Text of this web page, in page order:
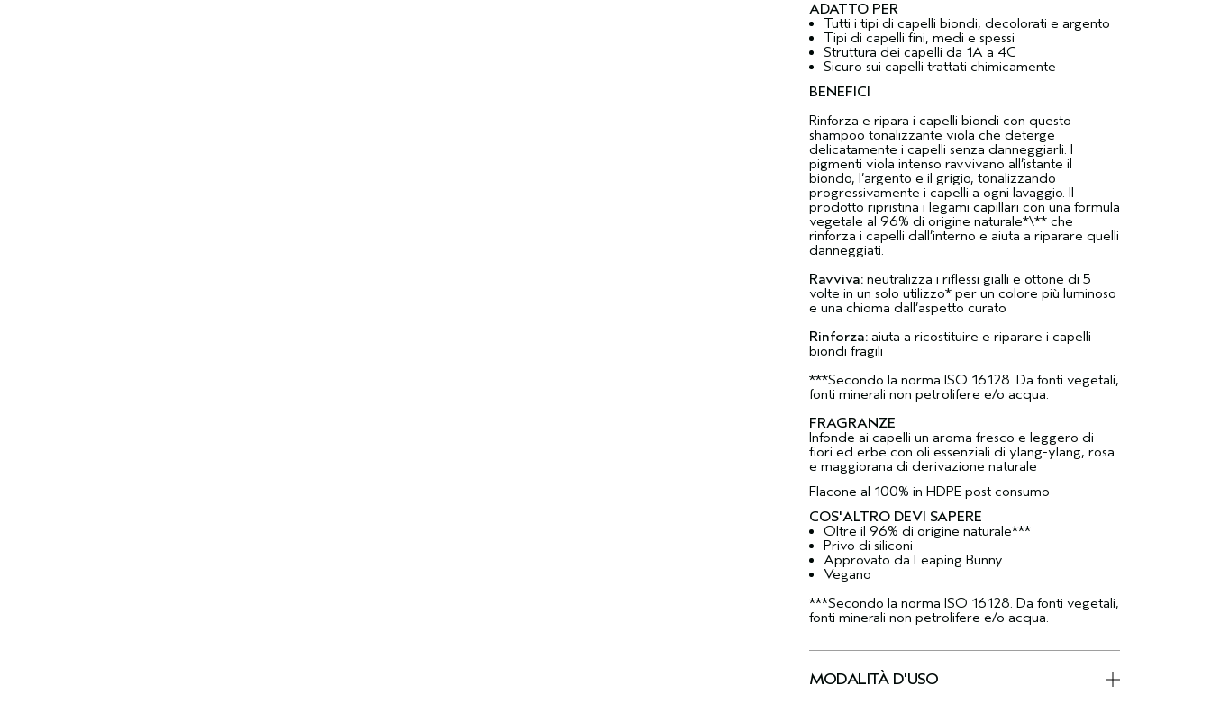
ADATTO PER
Tutti i tipi di capelli biondi, decolorati e argento
Tipi di capelli fini, medi e spessi
Struttura dei capelli da 1A a 4C
Sicuro sui capelli trattati chimicamente
BENEFICI
Rinforza e ripara i capelli biondi con questo
shampoo tonalizzante viola che deterge
delicatamente i capelli senza danneggiarli. I
pigmenti viola intenso ravvivano all’istante il
biondo, l’argento e il grigio, tonalizzando
progressivamente i capelli a ogni lavaggio. Il
prodotto ripristina i legami capillari con una formula
vegetale al 96% di origine naturale*\** che
rinforza i capelli dall’interno e aiuta a riparare quelli
danneggiati.
Ravviva:neutralizza i riflessi gialli e ottone di 5
volte in un solo utilizzo* per un colore più luminoso
e una chioma dall’aspetto curato
Rinforza:aiuta a ricostituire e riparare i capelli
biondi fragili
***Secondo la norma ISO 16128. Da fonti vegetali,
fonti minerali non petrolifere e/o acqua.
FRAGRANZE
Infonde ai capelli un aroma fresco e leggero di
fiori ed erbe con oli essenziali di ylang-ylang, rosa
e maggiorana di derivazione naturale
Flacone al 100% in HDPE post consumo
COS'ALTRO DEVI SAPERE
Oltre il 96% di origine naturale***
Privo di siliconi
Approvato da Leaping Bunny
Vegano
***Secondo la norma ISO 16128. Da fonti vegetali,
fonti minerali non petrolifere e/o acqua.
MODALITÀ D'USO